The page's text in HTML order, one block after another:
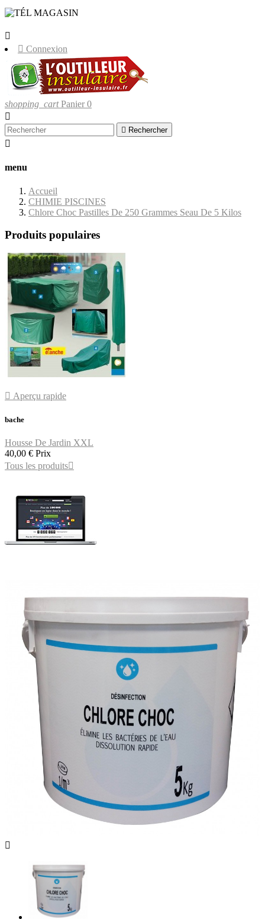

 Connexion
shopping_cart Panier 0

 Rechercher

menu
Accueil
CHIMIE PISCINES
Chlore Choc Pastilles De 250 Grammes Seau De 5 Kilos
Produits populaires
 Aperçu rapide
bache
Housse De Jardin XXL
40,00 € Prix
Tous les produits
